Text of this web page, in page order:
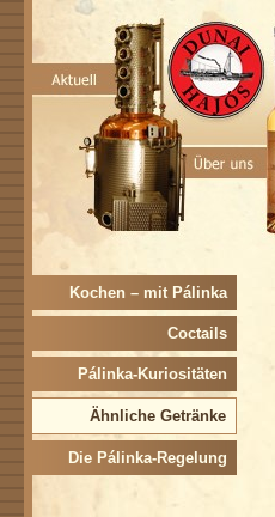
Kochen – mit Pálinka
Coctails
Pálinka-Kuriositäten
Ähnliche Getränke
Die Pálinka-Regelung